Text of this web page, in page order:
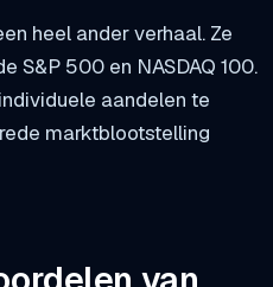
heel ander verhaal. Ze
S&P 500 en NASDAQ 100.
aandelen te
marktblootstelling